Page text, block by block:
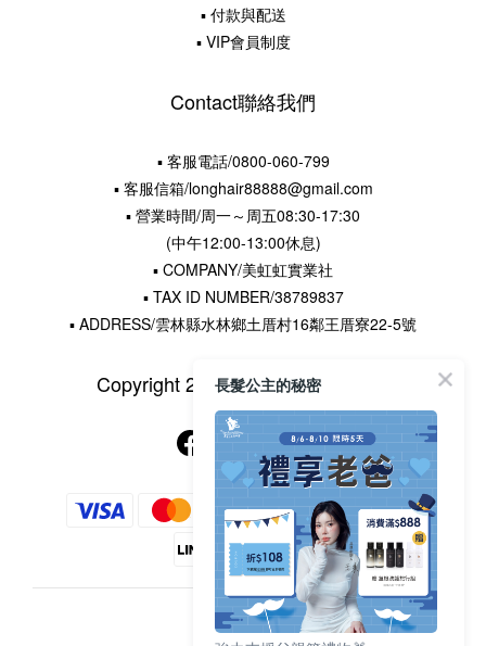
▪ 付款與配送
▪ VIP會員制度
Contact聯絡我們
▪ 客服電話/0800-060-799
▪ 客服信箱/longhair88888@gmail.com
▪ 營業時間/周一～周五08:30-17:30
(中午12:00-13:00休息)
▪ COMPANY/美虹虹實業社
▪ TAX ID NUMBER/38789837
▪ ADDRESS/雲林縣水林鄉土厝村16鄰王厝寮22-5號
Copyright 2015 © 長髮公主的秘密
$ TWD
長髮公主的秘密